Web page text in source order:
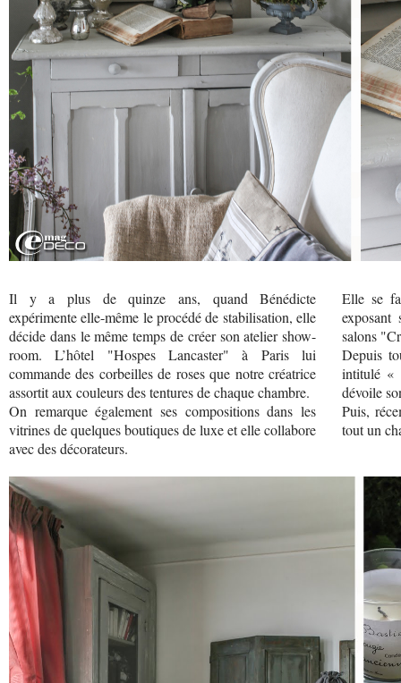
Il y a plus de quinze ans, quand Bénédicte
expérimente elle-même le procédé de stabilisation, elle
décide dans le même temps de créer son atelier show-
room. L’hôtel "Hospes Lancaster" à Paris lui
commande des corbeilles de roses que notre créatrice
assortit aux couleurs des tentures de chaque chambre.
On remarque également ses compositions dans les
vitrines de quelques boutiques de luxe et elle collabore
avec des décorateurs.
Elle se
salons
Depuis
intitulé «
dévoile
Puis,
tout un